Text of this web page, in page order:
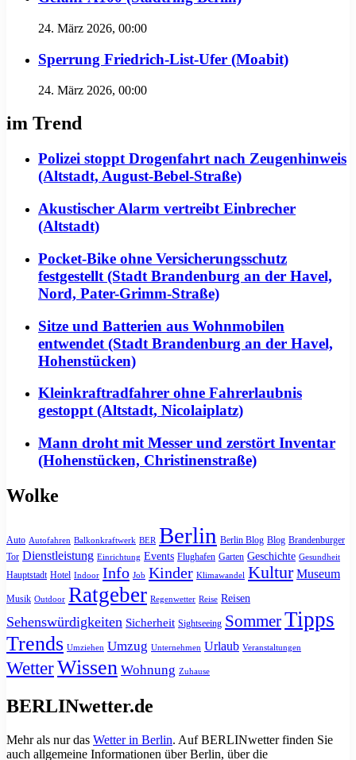
24. März 2026, 00:00
Sperrung Friedrich-List-Ufer (Moabit)
24. März 2026, 00:00
im Trend
Polizei stoppt Drogenfahrt nach Zeugenhinweis
(Altstadt, August-Bebel-Straße)
Akustischer Alarm vertreibt Einbrecher
(Altstadt)
Pocket-Bike ohne Versicherungsschutz
festgestellt (Stadt Brandenburg an der Havel,
Nord, Pater-Grimm-Straße)
Sitze und Batterien aus Wohnmobilen
entwendet (Stadt Brandenburg an der Havel,
Hohenstücken)
Kleinkraftradfahrer ohne Fahrerlaubnis
gestoppt (Altstadt, Nicolaiplatz)
Mann droht mit Messer und zerstört Inventar
(Hohenstücken, Christinenstraße)
Wolke
Auto Autofahren Balkonkraftwerk BER Berlin Berlin Blog Blog Brandenburger
Tor Dienstleistung Einrichtung Events Flughafen Garten Geschichte Gesundheit
Hauptstadt Hotel Indoor Info Job Kinder Klimawandel Kultur Museum
Musik Outdoor Ratgeber Regenwetter Reise Reisen
Sehenswürdigkeiten Sicherheit Sightseeing SommerTipps
Trends Umziehen Umzug Unternehmen Urlaub Veranstaltungen
WetterWissen Wohnung Zuhause
BERLINwetter.de
Mehr als nur das Wetter in Berlin. Auf BERLINwetter finden Sie
auch allgemeine Informationen über Berlin, über die